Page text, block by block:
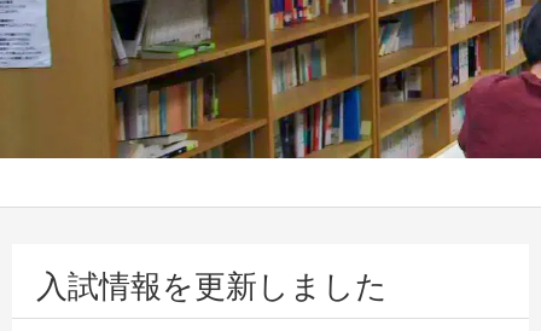
入試情報を更新しました